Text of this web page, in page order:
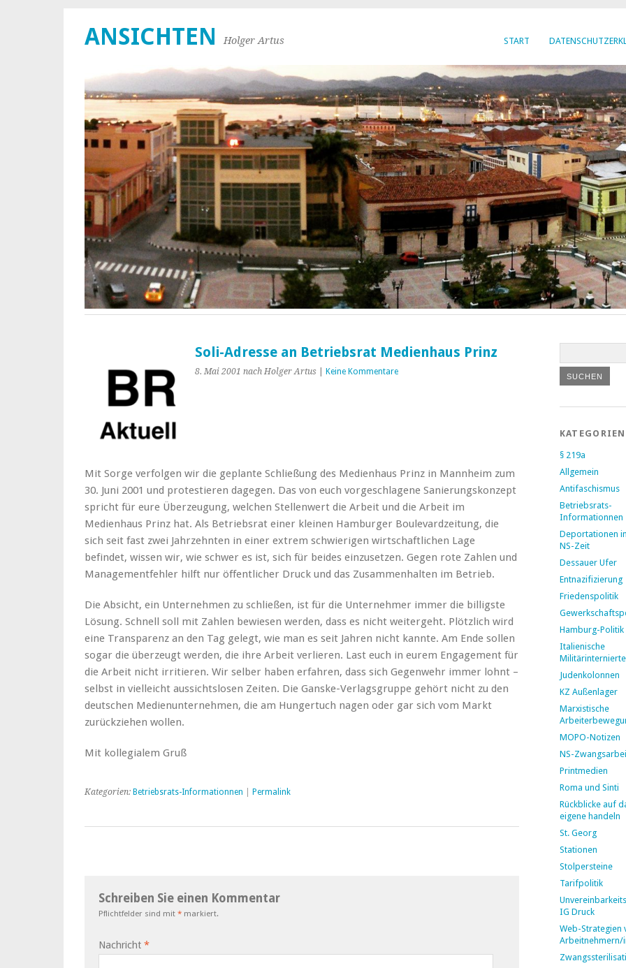
START
ANSICHTEN Holger Artus
Soli-Adresse an Betriebsrat Medienhaus Prinz
8. Mai 2001 nach Holger Artus| Keine Kommentare
Mit Sorge verfolgen wir die geplante Schließung des Medienhaus Prinz in Mannheim zum
30. Juni 2001 und protestieren dagegen. Das von euch vorgeschlagene Sanierungskonzept
spricht für eure Überzeugung, welchen Stellenwert die Arbeit und die Arbeit im
Medienhaus Prinz hat. Als Betriebsrat einer kleinen Hamburger Boulevardzeitung, die
sich seit fast zwei Jahrzehnten in einer extrem schwierigen wirtschaftlichen Lage
befindet, wissen wir, wie schwer es ist, sich für beides einzusetzen. Gegen rote Zahlen und
Managementfehler hilft nur öffentlicher Druck und das Zusammenhalten im Betrieb.
Die Absicht, ein Unternehmen zu schließen, ist für die Unternehmer immer die billigste
Lösung. Schnell soll mit Zahlen bewiesen werden, dass es nicht weitergeht. Plötzlich wird
eine Transparenz an den Tag gelegt, wie man es seit Jahren nicht kannte. Am Ende sollen
sogar die überzeugt werden, die ihre Arbeit verlieren. Last euch in eurem Engagement für
die Arbeit nicht irritieren. Wir selber haben erfahren, dass sich Gegenwehr immer lohnt –
selbst in vielleicht aussichtslosen Zeiten. Die Ganske-Verlagsgruppe gehört nicht zu den
deutschen Medienunternehmen, die am Hungertuch nagen oder gar sich vom Markt
zurückziehen wollen.
Mit kollegialem Gruß
Kategorien: Betriebsrats-Informationnen Permalink
Schreiben Sie einen Kommentar
Pflichtfelder sind mit * markiert.
Nachricht *
KATEGORIEN
§ 219a
Allgemein
Antifaschismus
Betriebsrats-
Informationnen
Deportationen
NS-Zeit
Dessauer Ufer
Entnazifizierung
Friedenspolitik
Hamburg-Politik
Italienische
Militärinternierte
Judenkolonnen
KZ Außenlager
Marxistische
MOPO-Notizen
NS-
Printmedien
Roma und Sinti
Rückblicke auf
eigene handeln
St. Georg
Stationen
Stolpersteine
Tarifpolitik
IG Druck
Web-Strategien
Arbeitnehmern/